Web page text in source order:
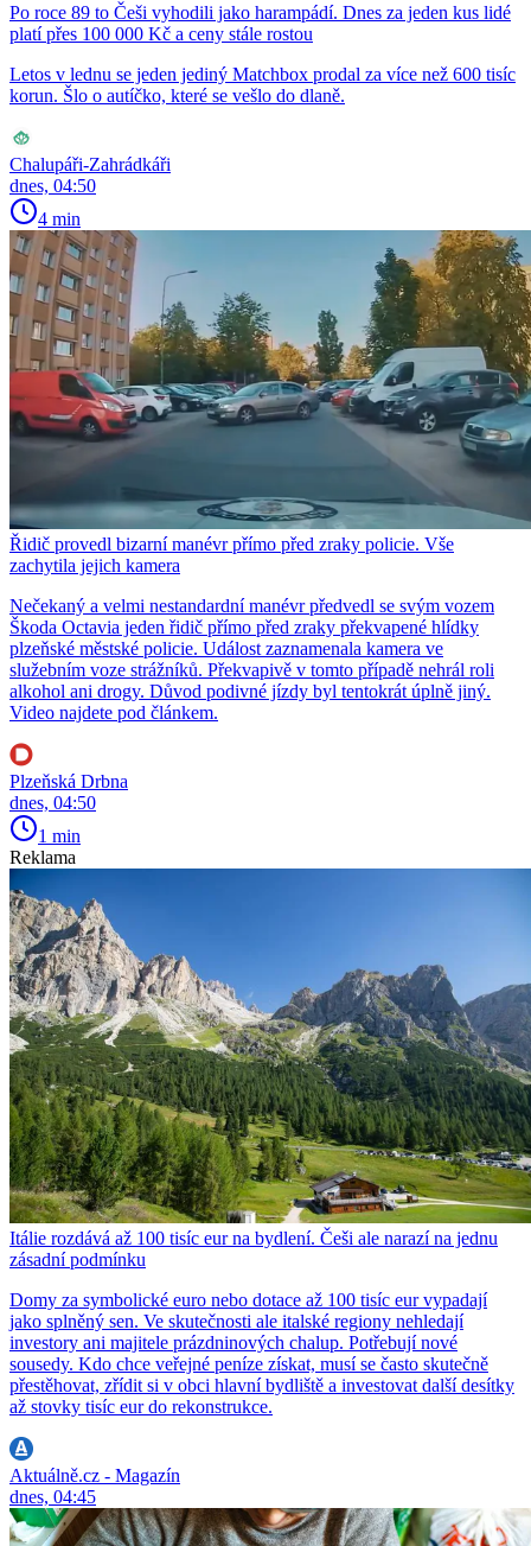
Po roce 89 to Češi vyhodili jako harampádí. Dnes za jeden kus lidé
platí přes 100 000 Kč a ceny stále rostou
Letos v lednu se jeden jediný Matchbox prodal za více než 600 tisíc
korun. Šlo o autíčko, které se vešlo do dlaně.
Chalupáři-Zahrádkáři
dnes, 04:50
4 min
Řidič provedl bizarní manévr přímo před zraky policie. Vše
zachytila jejich kamera
Nečekaný a velmi nestandardní manévr předvedl se svým vozem
Škoda Octavia jeden řidič přímo před zraky překvapené hlídky
plzeňské městské policie. Událost zaznamenala kamera ve
služebním voze strážníků. Překvapivě v tomto případě nehrál roli
alkohol ani drogy. Důvod podivné jízdy byl tentokrát úplně jiný.
Video najdete pod článkem.
Plzeňská Drbna
dnes, 04:50
1 min
Reklama
Itálie rozdává až 100 tisíc eur na bydlení. Češi ale narazí na jednu
zásadní podmínku
Domy za symbolické euro nebo dotace až 100 tisíc eur vypadají
jako splněný sen. Ve skutečnosti ale italské regiony nehledají
investory ani majitele prázdninových chalup. Potřebují nové
sousedy. Kdo chce veřejné peníze získat, musí se často skutečně
přestěhovat, zřídit si v obci hlavní bydliště a investovat další desítky
až stovky tisíc eur do rekonstrukce.
Aktuálně.cz - Magazín
dnes, 04:45